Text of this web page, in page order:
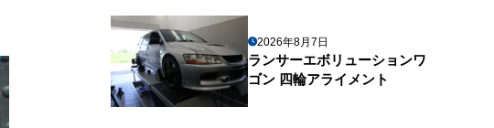
2026年8月7日
ランサーエボリューションワ
ゴン 四輪アライメント